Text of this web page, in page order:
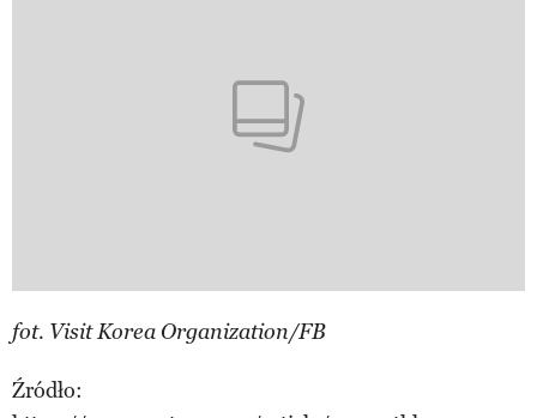
fot. Visit Korea Organization/FB
Źródło: